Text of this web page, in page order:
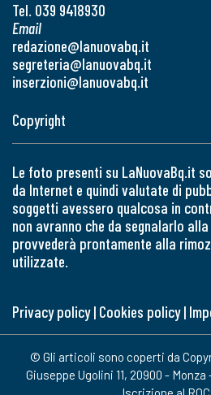
Tel. 039 9418930
Email
redazione@lanuovabq.it
segreteria@lanuovabq.it
inserzioni@lanuovabq.it
Copyright
Le foto presenti su LaNuovaBq.it
da Internet e quindi valutate di
soggetti avessero qualcosa in
non avranno che da segnalarlo
provvederà prontamente alla
utilizzate.
Privacy policy| Cookies policy|
© Gli articoli sono coperti da
Giuseppe Ugolini 11, 20900 - Monza